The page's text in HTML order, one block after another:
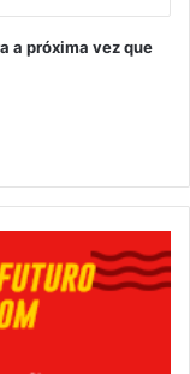
a próxima vez que